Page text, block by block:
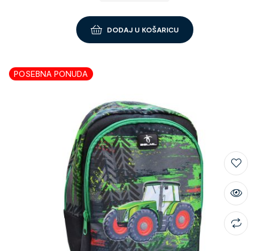
DODAJ U KOŠARICU
POSEBNA PONUDA